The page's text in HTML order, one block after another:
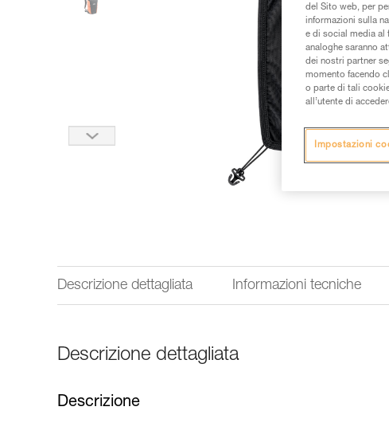
Descrizione dettagliata Informazioni tecniche
Descrizione dettagliata
Descrizione
del Sito web, per
informazioni sulla
e di social media al
analoghe saranno
dei nostri partner
momento facendo
o parte di tali
all’utente di
Impostazioni